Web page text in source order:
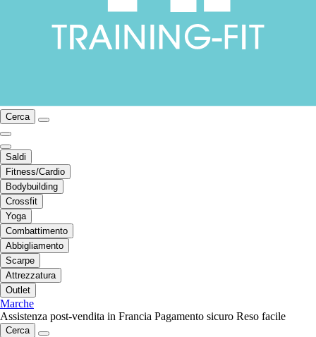
Cerca
Saldi
Fitness/Cardio
Bodybuilding
Crossfit
Yoga
Combattimento
Abbigliamento
Scarpe
Attrezzatura
Outlet
Marche
Assistenza post-vendita in Francia Pagamento sicuro Reso facile
Cerca